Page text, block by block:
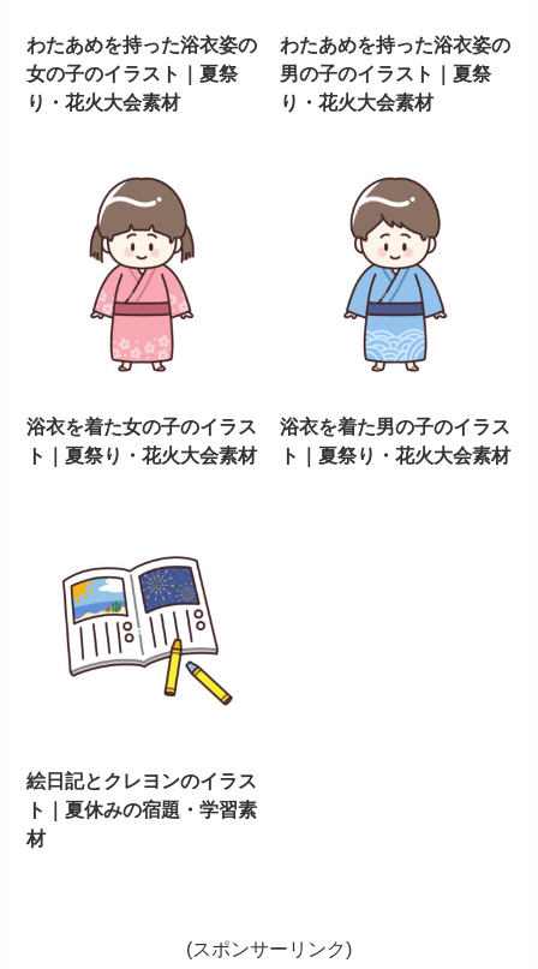
わたあめを持った浴衣姿の
女の子のイラスト｜夏祭
り・花火大会素材
わたあめを持った浴衣姿の
男の子のイラスト｜夏祭
り・花火大会素材
浴衣を着た女の子のイラス
ト｜夏祭り・花火大会素材
浴衣を着た男の子のイラス
ト｜夏祭り・花火大会素材
絵日記とクレヨンのイラス
ト｜夏休みの宿題・学習素
材
(スポンサーリンク)